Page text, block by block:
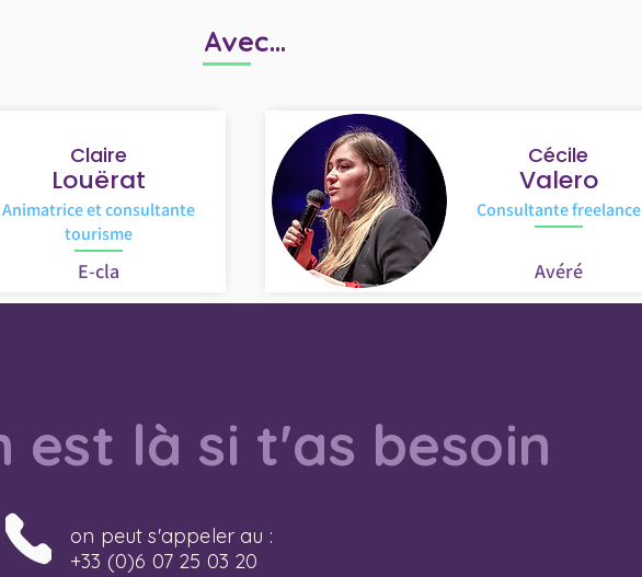
Avec...
Claire
Louërat
Animatrice et consultante
tourisme
E-cla
Cécile
Valero
Consultante freelance
Avéré
est là si t'as besoin
on peut s'appeler au :
+33 (0)6 07 25 03 20